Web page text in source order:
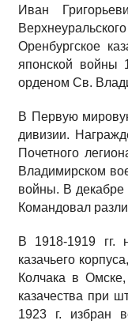
Иван
Оренбургское
японской войны
орденом Св.
В Первую
дивизии.
Почетного
Владимирском
войны. В декабре
Командовал
В 1918-1919 гг.
казачьего
Колчака в
казачества при
1923 г. избран